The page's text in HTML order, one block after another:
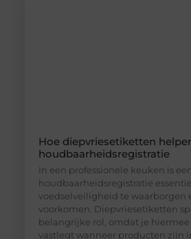
Hoe diepvriesetiketten
houdbaarheidsregistratie
In een professionele keuken is
houdbaarheidsregistratie
voedselveiligheid te waarborgen
voorkomen. Diepvriesetiketten
belangrijke rol, omdat je
vastlegt wanneer producten zijn